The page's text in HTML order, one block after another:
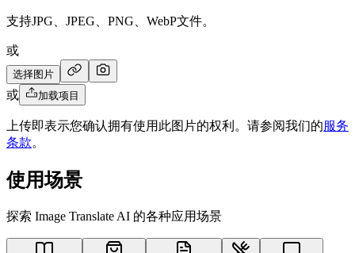
支持JPG、JPEG、PNG、WebP文件。
或
选择图片
或 加载项目
上传即表示您确认拥有使用此图片的权利。请参阅我们的服务
条款。
使用场景
探索 Image Translate AI 的各种应用场景